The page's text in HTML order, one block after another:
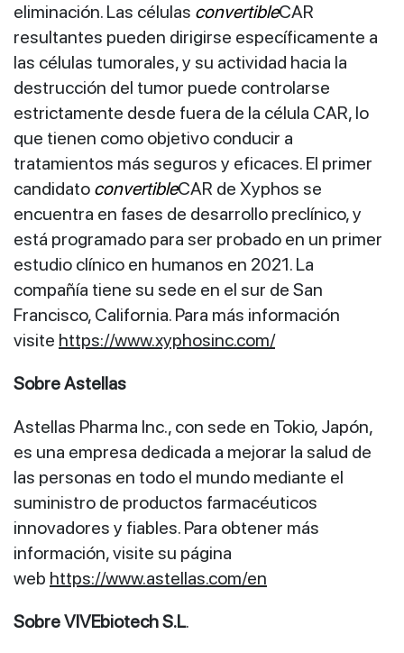
eliminación. Las células convertibleCAR
resultantes pueden dirigirse específicamente a
las células tumorales, y su actividad hacia la
destrucción del tumor puede controlarse
estrictamente desde fuera de la célula CAR, lo
que tienen como objetivo conducir a
tratamientos más seguros y eficaces. El primer
candidato convertibleCAR de Xyphos se
encuentra en fases de desarrollo preclínico, y
está programado para ser probado en un primer
estudio clínico en humanos en 2021. La
compañía tiene su sede en el sur de San
Francisco, California. Para más información
visite https://www.xyphosinc.com/
Sobre Astellas
Astellas Pharma Inc., con sede en Tokio, Japón,
es una empresa dedicada a mejorar la salud de
las personas en todo el mundo mediante el
suministro de productos farmacéuticos
innovadores y fiables. Para obtener más
información, visite su página
web https://www.astellas.com/en
Sobre VIVEbiotech S.L.